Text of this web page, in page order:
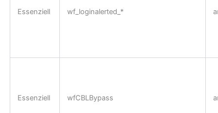
Essenziell wf_loginalerted_*
Essenziell wfCBLBypass